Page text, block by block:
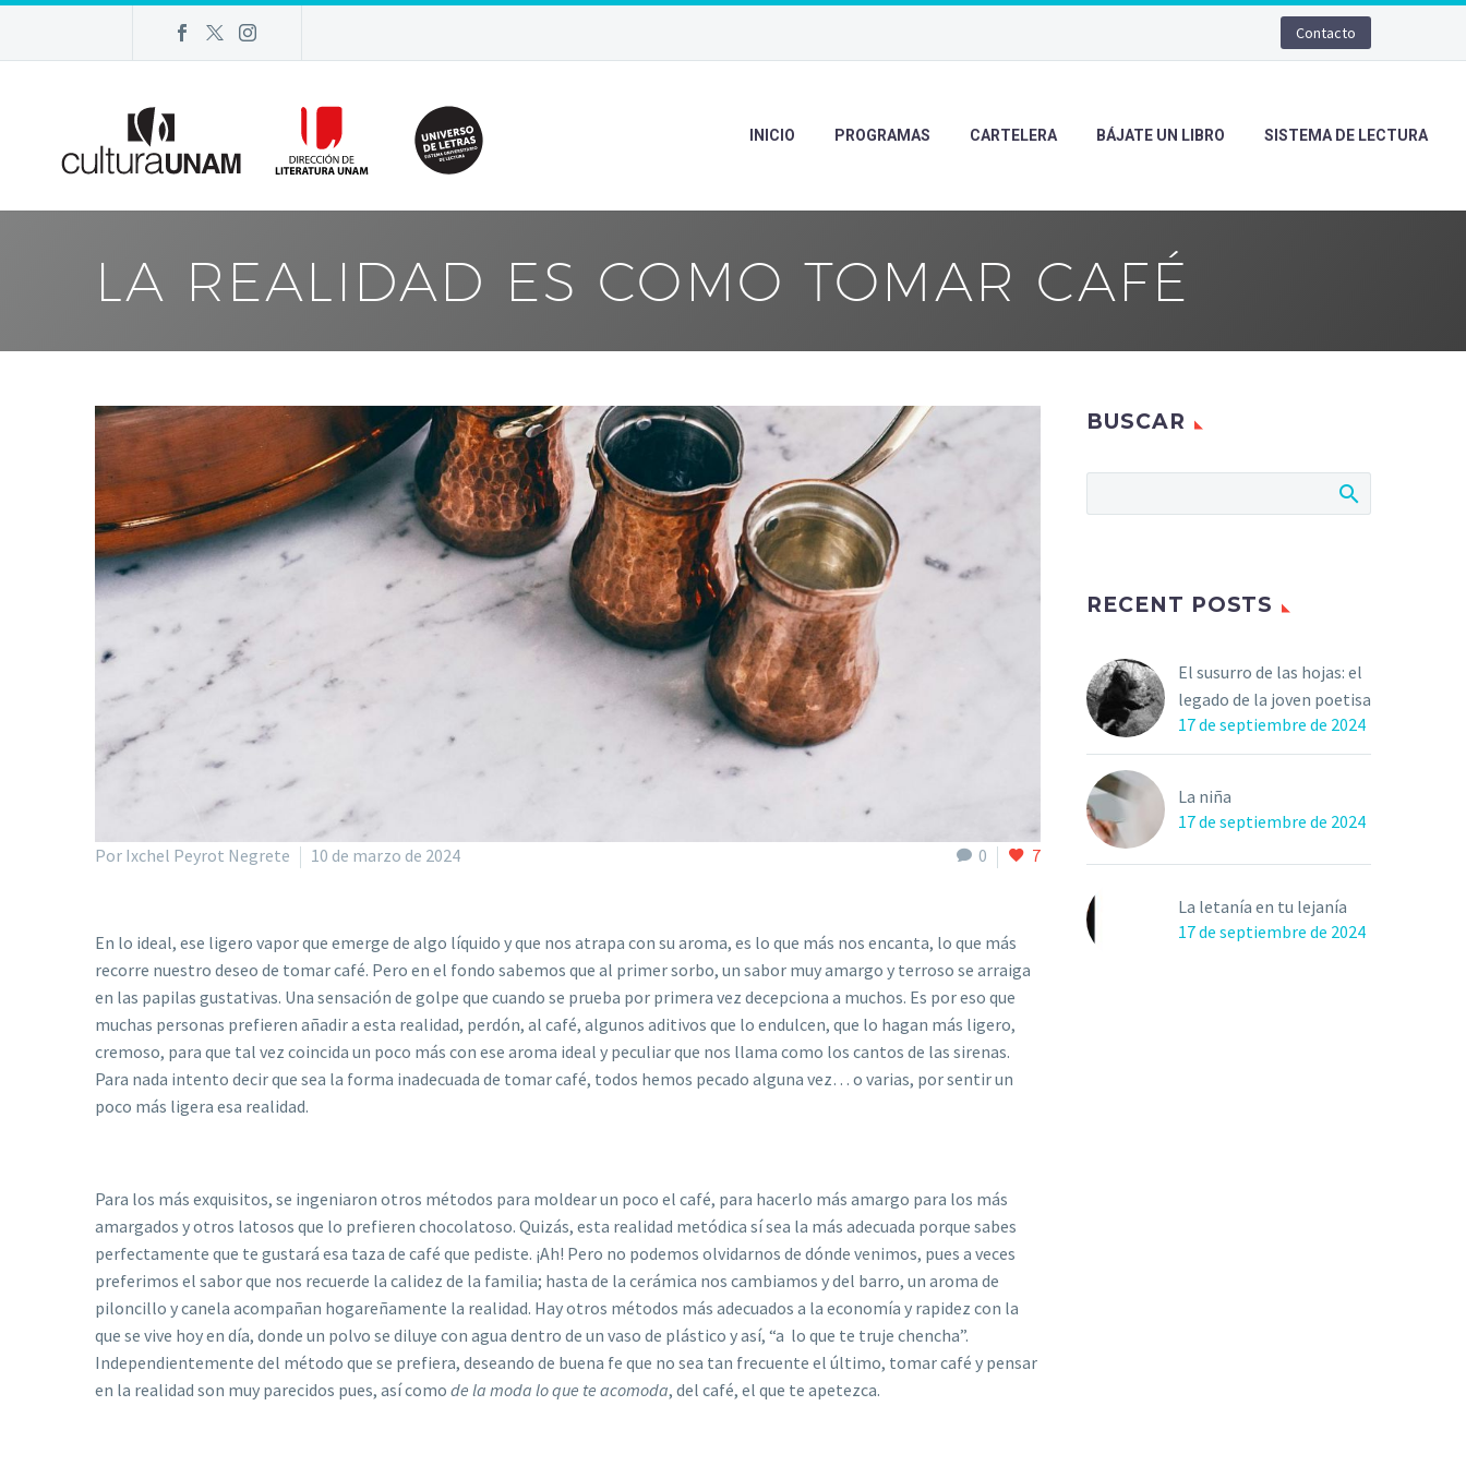
Contacto
INICIO PROGRAMAS CARTELERA BÁJATE UN LIBRO SISTEMA DE LECTURA
LA REALIDAD ES COMO TOMAR CAFÉ
0 7
Por Ixchel Peyrot Negrete 10 de marzo de 2024
En lo ideal, ese ligero vapor que emerge de algo líquido y que nos atrapa con su aroma, es lo que más nos encanta, lo que más
recorre nuestro deseo de tomar café. Pero en el fondo sabemos que al primer sorbo, un sabor muy amargo y terroso se arraiga
en las papilas gustativas. Una sensación de golpe que cuando se prueba por primera vez decepciona a muchos. Es por eso que
muchas personas prefieren añadir a esta realidad, perdón, al café, algunos aditivos que lo endulcen, que lo hagan más ligero,
cremoso, para que tal vez coincida un poco más con ese aroma ideal y peculiar que nos llama como los cantos de las sirenas.
Para nada intento decir que sea la forma inadecuada de tomar café, todos hemos pecado alguna vez… o varias, por sentir un
poco más ligera esa realidad.
Para los más exquisitos, se ingeniaron otros métodos para moldear un poco el café, para hacerlo más amargo para los más
amargados y otros latosos que lo prefieren chocolatoso. Quizás, esta realidad metódica sí sea la más adecuada porque sabes
perfectamente que te gustará esa taza de café que pediste. ¡Ah! Pero no podemos olvidarnos de dónde venimos, pues a veces
preferimos el sabor que nos recuerde la calidez de la familia; hasta de la cerámica nos cambiamos y del barro, un aroma de
piloncillo y canela acompañan hogareñamente la realidad. Hay otros métodos más adecuados a la economía y rapidez con la
que se vive hoy en día, donde un polvo se diluye con agua dentro de un vaso de plástico y así, “a lo que te truje chencha”.
Independientemente del método que se prefiera, deseando de buena fe que no sea tan frecuente el último, tomar café y pensar
en la realidad son muy parecidos pues, así como de la moda lo que te acomoda, del café, el que te apetezca.
BUSCAR
RECENT POSTS
El susurro de las hojas: el
legado de la joven poetisa
17 de septiembre de 2024
La niña
17 de septiembre de 2024
La letanía en tu lejanía
17 de septiembre de 2024